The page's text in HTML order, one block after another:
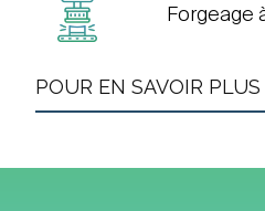
Forgeage
POUR EN SAVOIR PLUS